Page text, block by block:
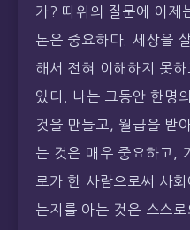
가? 따위의 질문에 이제
돈은 중요하다. 세상을
해서 전혀 이해하지 못
있다. 나는 그동안 한명
것을 만들고, 월급을 받
는 것은 매우 중요하고,
로가 한 사람으로써 사
는지를 아는 것은 스스